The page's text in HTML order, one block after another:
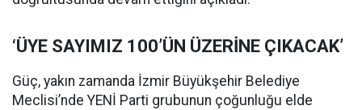
‘ÜYE SAYIMIZ 100’ÜN ÜZERİNE ÇIKACAK’
Güç, yakın zamanda İzmir Büyükşehir Belediye
Meclisi’nde YENİ Parti grubunun çoğunluğu elde